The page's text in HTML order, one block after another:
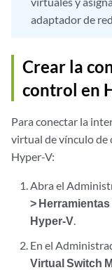
adaptador de
Crear la
control en
Para conectar la
virtual de vínculo
Hyper-V:
Abra el
>
Hyper-V.
En el
Virtual Switch